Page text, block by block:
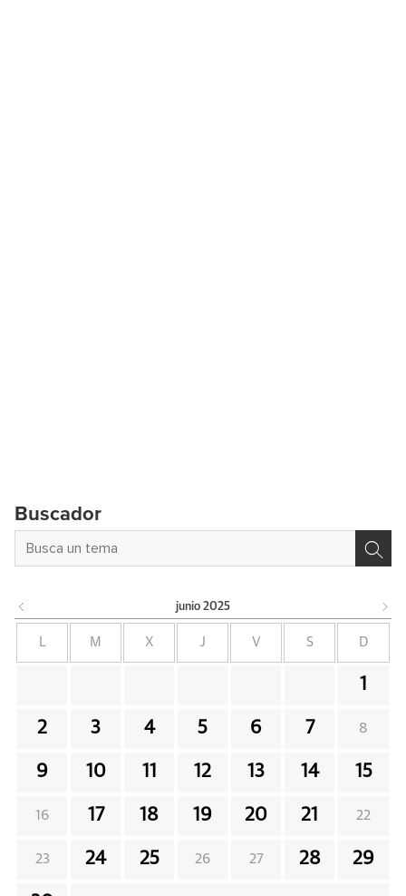
Buscador
junio 2025
L M X J V S D
1
2 3 4 5 6 7 8
9 10 11 12 13 14 15
16 17 18 19 20 21 22
23 24 25 26 27 28 29